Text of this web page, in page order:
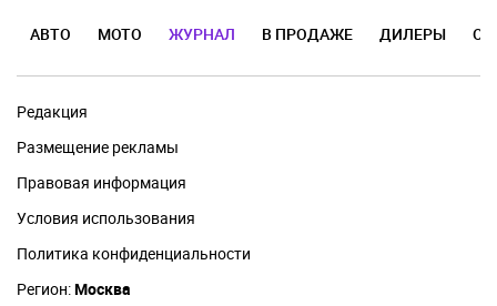
АВТО МОТО ЖУРНАЛ В ПРОДАЖЕ ДИЛЕРЫ
Редакция
Размещение рекламы
Правовая информация
Условия использования
Политика конфиденциальности
Регион:Москва